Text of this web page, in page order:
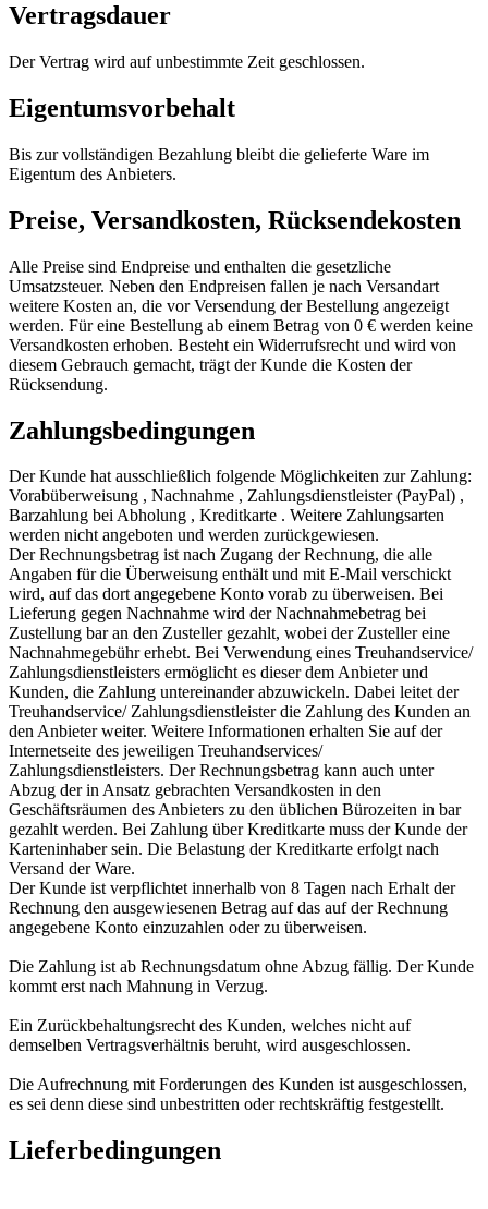
Vertragsdauer
Der Vertrag wird auf unbestimmte Zeit geschlossen.
Eigentumsvorbehalt
Bis zur vollständigen Bezahlung bleibt die gelieferte Ware im
Eigentum des Anbieters.
Preise, Versandkosten, Rücksendekosten
Alle Preise sind Endpreise und enthalten die gesetzliche
Umsatzsteuer. Neben den Endpreisen fallen je nach Versandart
weitere Kosten an, die vor Versendung der Bestellung angezeigt
werden. Für eine Bestellung ab einem Betrag von 0 € werden keine
Versandkosten erhoben. Besteht ein Widerrufsrecht und wird von
diesem Gebrauch gemacht, trägt der Kunde die Kosten der
Rücksendung.
Zahlungsbedingungen
Der Kunde hat ausschließlich folgende Möglichkeiten zur Zahlung:
Vorabüberweisung , Nachnahme , Zahlungsdienstleister (PayPal) ,
Barzahlung bei Abholung , Kreditkarte . Weitere Zahlungsarten
werden nicht angeboten und werden zurückgewiesen.
Der Rechnungsbetrag ist nach Zugang der Rechnung, die alle
Angaben für die Überweisung enthält und mit E-Mail verschickt
wird, auf das dort angegebene Konto vorab zu überweisen. Bei
Lieferung gegen Nachnahme wird der Nachnahmebetrag bei
Zustellung bar an den Zusteller gezahlt, wobei der Zusteller eine
Nachnahmegebühr erhebt. Bei Verwendung eines Treuhandservice/
Zahlungsdienstleisters ermöglicht es dieser dem Anbieter und
Kunden, die Zahlung untereinander abzuwickeln. Dabei leitet der
Treuhandservice/ Zahlungsdienstleister die Zahlung des Kunden an
den Anbieter weiter. Weitere Informationen erhalten Sie auf der
Internetseite des jeweiligen Treuhandservices/
Zahlungsdienstleisters. Der Rechnungsbetrag kann auch unter
Abzug der in Ansatz gebrachten Versandkosten in den
Geschäftsräumen des Anbieters zu den üblichen Bürozeiten in bar
gezahlt werden. Bei Zahlung über Kreditkarte muss der Kunde der
Karteninhaber sein. Die Belastung der Kreditkarte erfolgt nach
Versand der Ware.
Der Kunde ist verpflichtet innerhalb von 8 Tagen nach Erhalt der
Rechnung den ausgewiesenen Betrag auf das auf der Rechnung
angegebene Konto einzuzahlen oder zu überweisen.
Die Zahlung ist ab Rechnungsdatum ohne Abzug fällig. Der Kunde
kommt erst nach Mahnung in Verzug.
Ein Zurückbehaltungsrecht des Kunden, welches nicht auf
demselben Vertragsverhältnis beruht, wird ausgeschlossen.
Die Aufrechnung mit Forderungen des Kunden ist ausgeschlossen,
es sei denn diese sind unbestritten oder rechtskräftig festgestellt.
Lieferbedingungen